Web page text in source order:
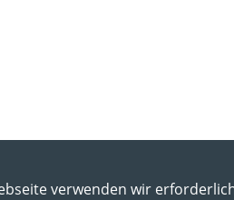
verwenden wir